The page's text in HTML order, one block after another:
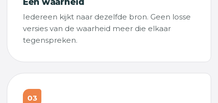
Iedereen kijkt naar dezelfde bron. Geen losse
versies van de waarheid meer die elkaar
tegenspreken.
03